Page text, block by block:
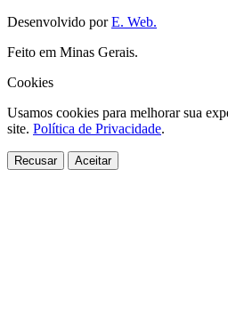
Desenvolvido porE. Web.
Feito em Minas Gerais.
Cookies
Usamos cookies para melhorar sua
site. Política de Privacidade.
Recusar Aceitar